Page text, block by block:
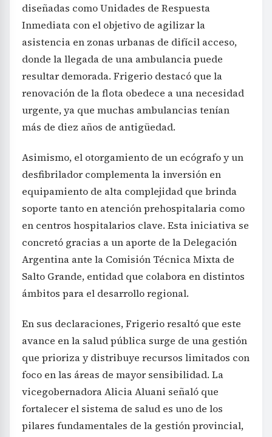
diseñadas como Unidades de Respuesta
Inmediata con el objetivo de agilizar la
asistencia en zonas urbanas de difícil acceso,
donde la llegada de una ambulancia puede
resultar demorada. Frigerio destacó que la
renovación de la flota obedece a una necesidad
urgente, ya que muchas ambulancias tenían
más de diez años de antigüedad.
Asimismo, el otorgamiento de un ecógrafo y un
desfibrilador complementa la inversión en
equipamiento de alta complejidad que brinda
soporte tanto en atención prehospitalaria como
en centros hospitalarios clave. Esta iniciativa se
concretó gracias a un aporte de la Delegación
Argentina ante la Comisión Técnica Mixta de
Salto Grande, entidad que colabora en distintos
ámbitos para el desarrollo regional.
En sus declaraciones, Frigerio resaltó que este
avance en la salud pública surge de una gestión
que prioriza y distribuye recursos limitados con
foco en las áreas de mayor sensibilidad. La
vicegobernadora Alicia Aluani señaló que
fortalecer el sistema de salud es uno de los
pilares fundamentales de la gestión provincial,